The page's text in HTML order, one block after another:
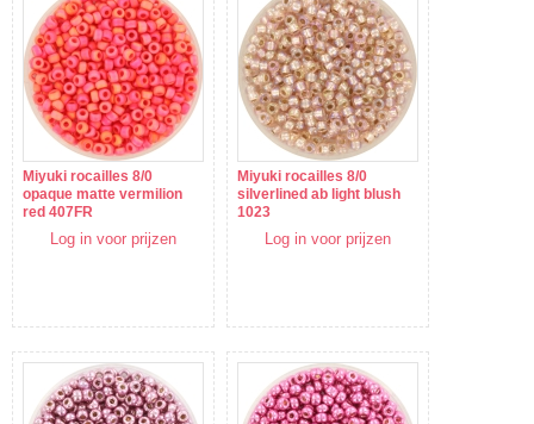
Miyuki rocailles 8/0
opaque matte vermilion
red 407FR
Log in voor prijzen
Miyuki rocailles 8/0
silverlined ab light blush
1023
Log in voor prijzen